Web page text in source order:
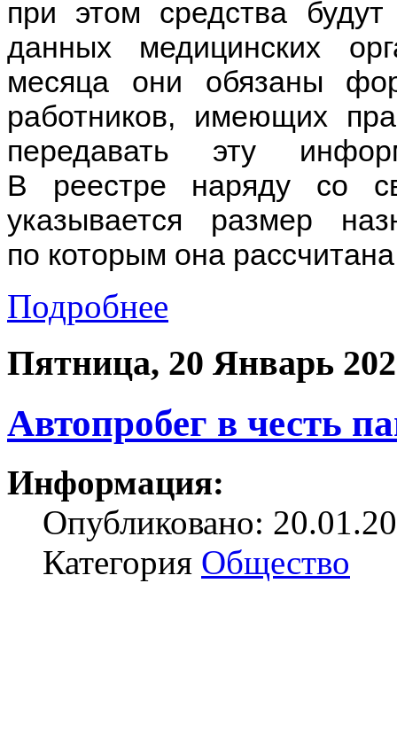
при этом средства
данных медицинских
месяца они обязаны
работников, имеющих
передавать эту
В реестре наряду со
указывается размер
по которым она
Подробнее
Пятница, 20 Январь
Автопробег в честь
Информация:
Опубликовано:
Категория Общество